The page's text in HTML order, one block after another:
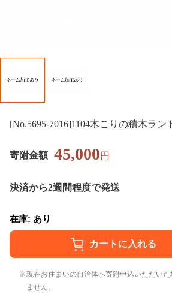
[No.5695-7016]1104木こりの積木ラン
寄附金額 45,000円
決済から2週間程度で発送
在庫: あり
現在お住まいの自治体へ寄附申込いただい
ません。